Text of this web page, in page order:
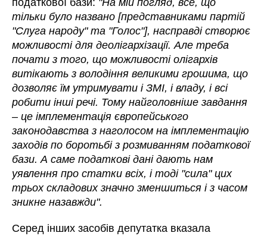
тільки було названо [представниками партій
"Слуга народу" та "Голос"], насправді створює
можливості для деолігархізації. Але треба
почати з того, що можливості олігархів
витікають з володіння великими грошима, що
дозволяє їм утримувати і ЗМІ, і владу, і всі
робити інші речі. Тому найголовніше завдання
– це імплементація європейського
законодавства з наголосом на імплементацію
заходів по боротьбі з розмиванням податкової
бази. А саме податкові дані дають нам
уявлення про статки всіх, і тоді "сила" цих
трьох складових значно зменшиться і з часом
зникне назавжди".
Серед інших засобів депутатка вказала